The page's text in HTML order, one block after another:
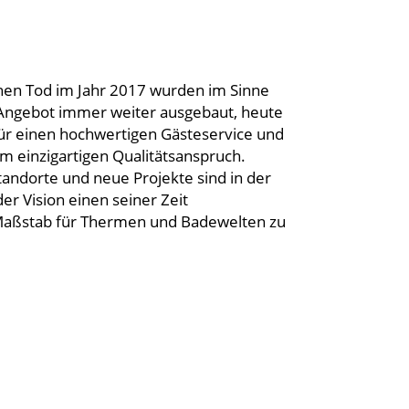
Tod im Jahr 2017 wurden im Sinne
immer weiter ausgebaut, heute
einen hochwertigen Gästeservice und
einzigartigen Qualitätsanspruch.
und neue Projekte sind in der
Vision einen seiner Zeit
für Thermen und Badewelten zu